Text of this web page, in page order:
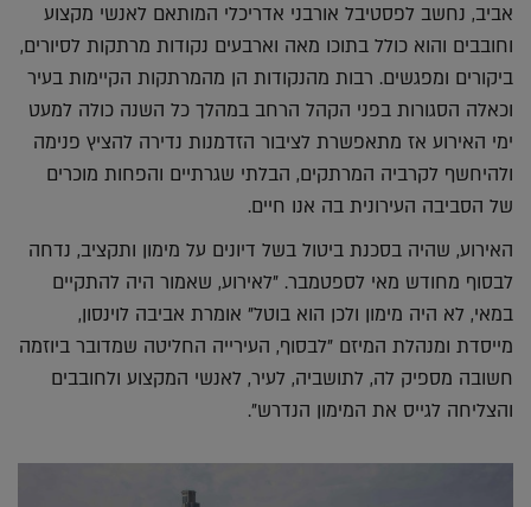
אביב, נחשב לפסטיבל אורבני אדריכלי המותאם לאנשי מקצוע
וחובבים והוא כולל בתוכו מאה וארבעים נקודות מרתקות לסיורים,
ביקורים ומפגשים. רבות מהנקודות הן מהמרתקות הקיימות בעיר
וכאלה הסגורות בפני הקהל הרחב במהלך כל השנה כולה למעט
ימי האירוע אז מתאפשרת לציבור הזדמנות נדירה להציץ פנימה
ולהיחשף לקרביה המרתקים, הבלתי שגרתיים והפחות מוכרים
של הסביבה העירונית בה אנו חיים.
האירוע, שהיה בסכנת ביטול בשל דיונים על מימון ותקציב, נדחה
לבסוף מחודש מאי לספטמבר. "לאירוע, שאמור היה להתקיים
במאי, לא היה מימון ולכן הוא בוטל" אומרת אביבה לוינסון,
מייסדת ומנהלת המיזם "לבסוף, העירייה החליטה שמדובר ביוזמה
חשובה מספיק לה, לתושביה, לעיר, לאנשי המקצוע ולחובבים
והצליחה לגייס את המימון הנדרש".